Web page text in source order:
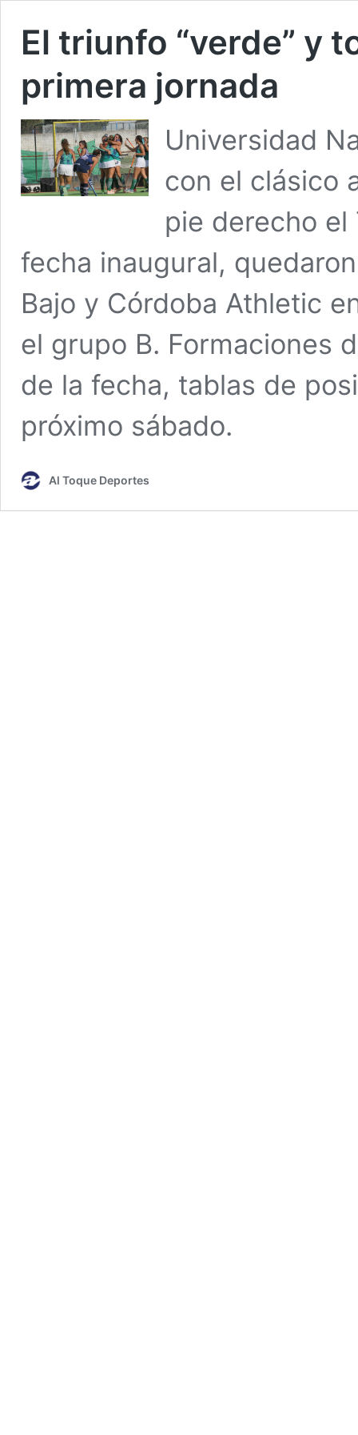
El triunfo “verde” y
primera jornada
Universidad
con el clásico
pie derecho el
fecha inaugural,
Bajo y Córdoba Athletic
el grupo B. Formaciones
de la fecha, tablas de
próximo sábado.
Al Toque Deportes